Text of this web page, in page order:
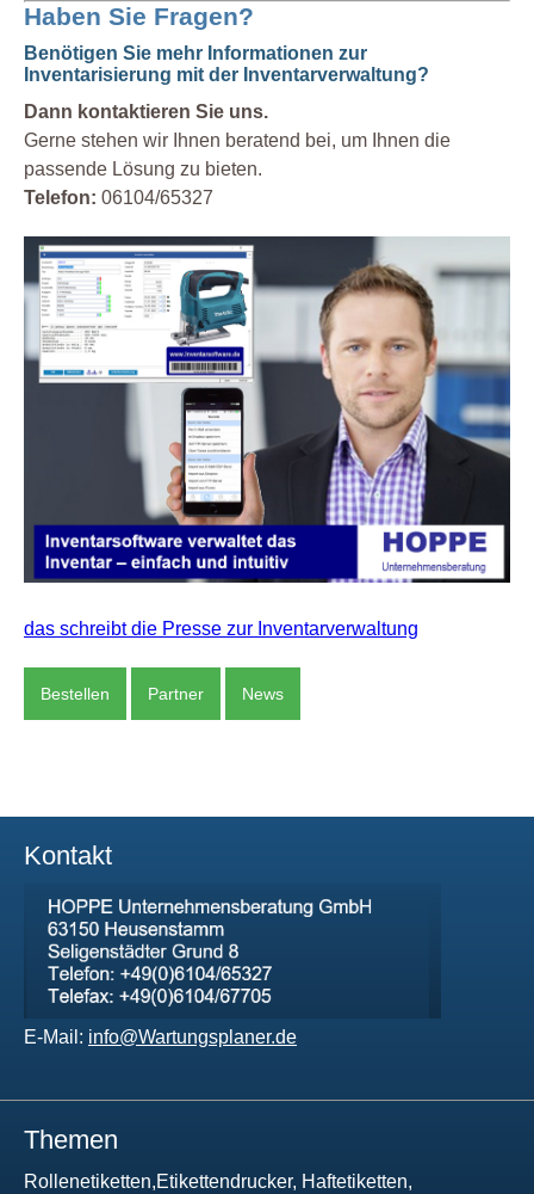
Haben Sie Fragen?
Benötigen Sie mehr Informationen zur
Inventarisierung mit der Inventarverwaltung?
Dann kontaktieren Sie uns.
Gerne stehen wir Ihnen beratend bei, um Ihnen die
passende Lösung zu bieten.
Telefon: 06104/65327
das schreibt die Presse zur Inventarverwaltung
Bestellen Partner News
Kontakt
E-Mail: info@Wartungsplaner.de
Themen
Rollenetiketten,Etikettendrucker, Haftetiketten,